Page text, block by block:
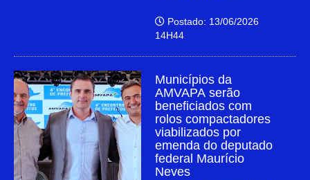
Postado: 13/06/2026
14H44
Municípios da
AMVAPA serão
beneficiados com
rolos compactadores
viabilizados por
emenda do deputado
federal Maurício
Neves